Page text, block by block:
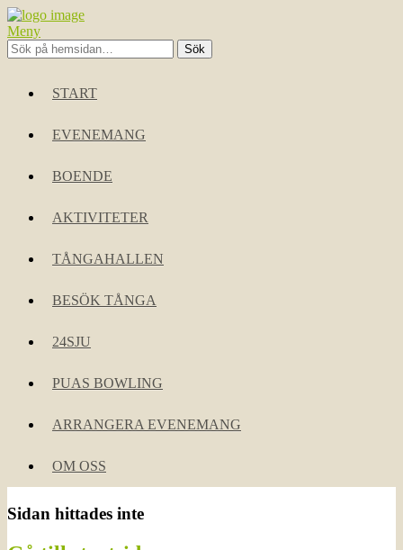
Meny
START
EVENEMANG
BOENDE
AKTIVITETER
TÅNGAHALLEN
BESÖK TÅNGA
24SJU
PUAS BOWLING
ARRANGERA EVENEMANG
OM OSS
Sidan hittades inte